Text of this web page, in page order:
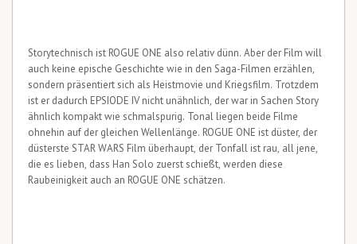
Storytechnisch ist ROGUE ONE also relativ dünn. Aber der Film will
auch keine epische Geschichte wie in den Saga-Filmen erzählen,
sondern präsentiert sich als Heistmovie und Kriegsfilm. Trotzdem
ist er dadurch EPSIODE IV nicht unähnlich, der war in Sachen Story
ähnlich kompakt wie schmalspurig. Tonal liegen beide Filme
ohnehin auf der gleichen Wellenlänge. ROGUE ONE ist düster, der
düsterste STAR WARS Film überhaupt, der Tonfall ist rau, all jene,
die es lieben, dass Han Solo zuerst schießt, werden diese
Raubeinigkeit auch an ROGUE ONE schätzen.